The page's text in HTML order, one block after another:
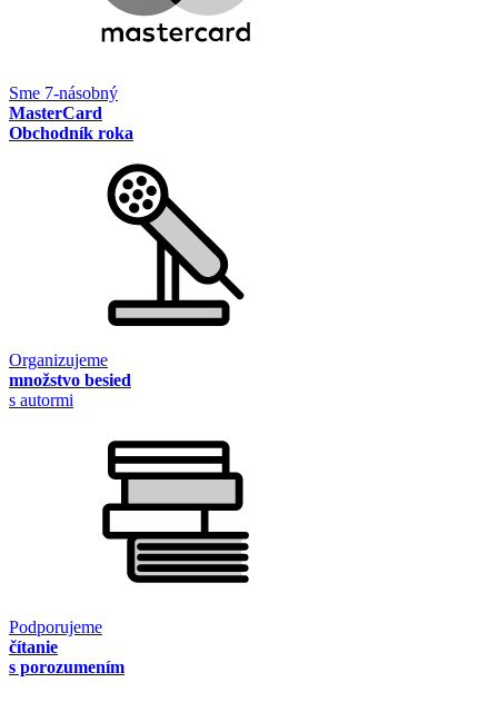
Sme 7-násobný
MasterCard
Obchodník roka
Organizujeme
množstvo besied
s autormi
Podporujeme
čítanie
s porozumením